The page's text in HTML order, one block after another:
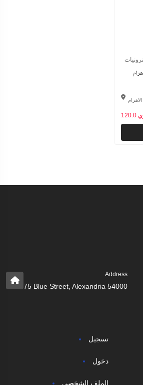
Address
75 Blue Street, Alexandria 54000
تسجيل
دخول
الملف الشخصي